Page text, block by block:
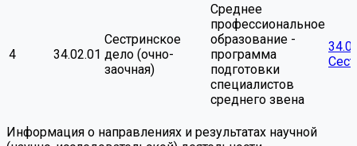
4 34.02.01
Сестринское
дело (очно-
заочная)
Среднее
профессиональное
образование -
программа
подготовки
специалистов
среднего звена
Информация о направлениях и результатах научной